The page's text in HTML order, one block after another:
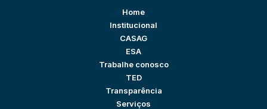
Home
Institucional
CASAG
ESA
Trabalhe conosco
TED
Transparência
Serviços